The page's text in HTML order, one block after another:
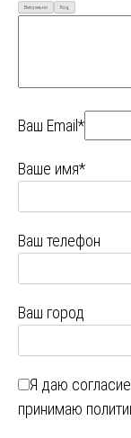
Визуально Код
Ваш Email*
Ваше имя*
Ваш телефон
Ваш город
Я даю
принимаю